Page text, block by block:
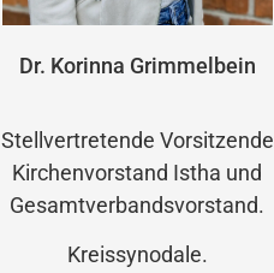
Dr. Korinna Grimmelbein
Stellvertretende Vorsitzende
Kirchenvorstand Istha und
Gesamtverbandsvorstand.
Kreissynodale.